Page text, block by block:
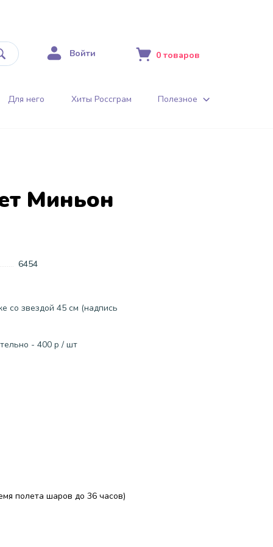
Войти 0 товаров
Для него Хиты Россграм Полезное
Миньон
6454
со звездой 45 см (надпись
- 400 р / шт
полета шаров до 36 часов)